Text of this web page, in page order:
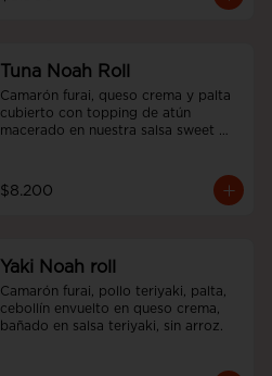
Tuna Noah Roll
Camarón furai, queso crema y palta
cubierto con topping de atún
macerado en nuestra salsa sweet
$8.200
Yaki Noah roll
Camarón furai, pollo teriyaki, palta,
cebollín envuelto en queso crema,
bañado en salsa teriyaki, sin arroz.